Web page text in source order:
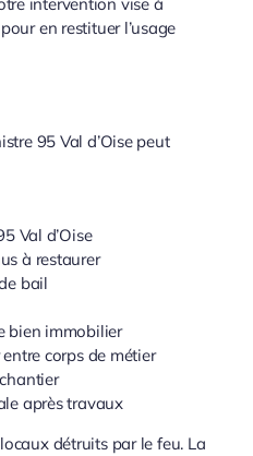
en restituer l’usage
95 Val d’Oise peut
Val d’Oise
à restaurer
bail
bien immobilier
corps de métier
après travaux
détruits par le feu. La